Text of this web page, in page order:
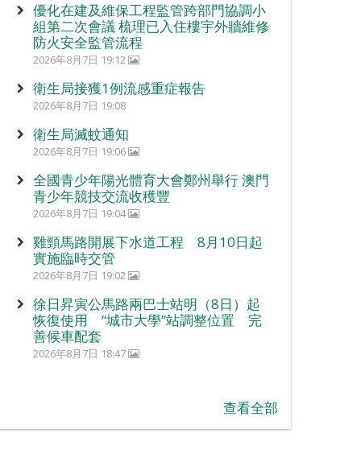
優化在建及維保工程監管跨部門協調小
組第二次會議 梳理已入住樓宇外牆維修
防火安全監管流程
2026年8月7日 19:12
衛生局接獲1例流感重症報告
2026年8月7日 19:08
衛生局滅蚊通知
2026年8月7日 19:06
全國青少年陽光體育大會鄭州舉行 澳門
青少年競技交流收穫豐
2026年8月7日 19:04
雞頸馬路開展下水道工程 8月10日起
實施臨時交管
2026年8月7日 19:02
徐日昇寅公馬路兩巴士站明（8日）起
恢復使用 “城市大學”站調整位置 完
善候車配套
2026年8月7日 18:47
查看全部